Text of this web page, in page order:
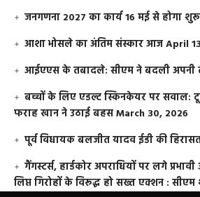
जनगणना 2027 का कार्य 16 मई से होगा शुरू
आशा भोसले का अंतिम संस्कार आजApril
आईएएस के तबादले: सीएम ने बदली अपनी
बच्चों के लिए एडल्ट स्किनकेयर पर सवाल:
फराह खान ने उठाई बहसMarch 30, 2026
पूर्व विधायक बलजीत यादव ईडी की
गैंगस्टर्स, हार्डकोर अपराधियों पर लगे
लिप्त गिरोहों के विरूद्ध हो सख्त एक्शन : सीएम